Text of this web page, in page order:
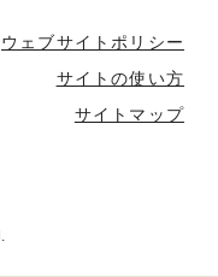
ウェブサイトポリシー
サイトの使い方
サイトマップ